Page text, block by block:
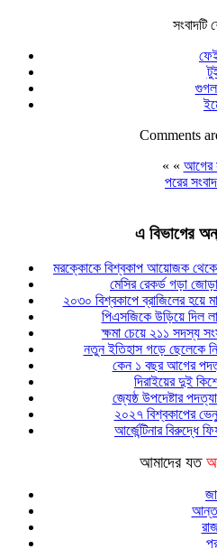
সংবাদটি
Comments
« « আগের
পরের সংবাদ
এ বিভাগের
মরক্কোকে বিশ্বকাপ আয়োজক থেকে
মেসির রেকর্ড গড়া
২০৩০ বিশ্বকাপে ব্রাজিলের হয়ে
পিএসজিকে উড়িয়ে দিল
ক্ষমা চেয়ে ২১১ সদস্য
নতুন ইতিহাস গড়ে ছেলেকে
কেন ১ বছর আগের
দিরাইয়ের দুই
জ্যেষ্ঠ উপদেষ্টার
২০২৭ বিশ্বকাপের
আর্জেন্টিনার বিরুদ্ধে
আমাদের যত